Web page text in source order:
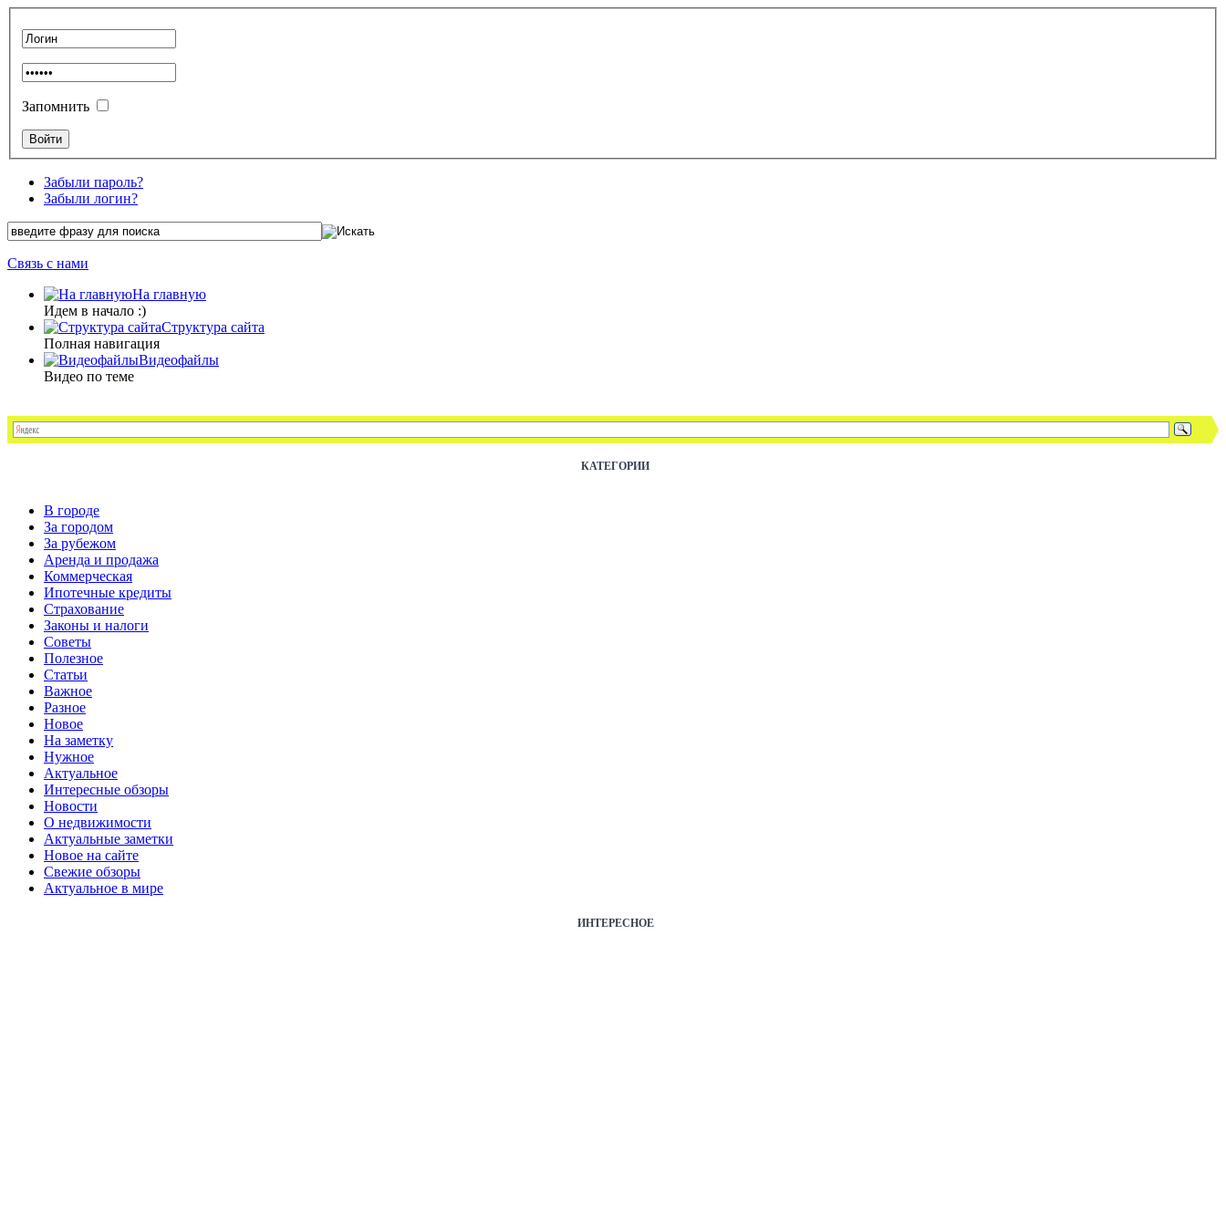
Запомнить
Забыли пароль?
Забыли логин?
Связь с нами
На главную
Идем в начало :)
Структура сайта
Полная навигация
Видеофайлы
Видео по теме
КАТЕГОРИИ
В городе
За городом
За рубежом
Аренда и продажа
Коммерческая
Ипотечные кредиты
Страхование
Законы и налоги
Советы
Полезное
Статьи
Важное
Разное
Новое
На заметку
Нужное
Актуальное
Интересные обзоры
Новости
О недвижимости
Актуальные заметки
Новое на сайте
Свежие обзоры
Актуальное в мире
ИНТЕРЕСНОЕ